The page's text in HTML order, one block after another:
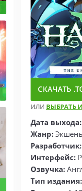
СКАЧАТЬ
ИЛИ ВЫБРАТЬ
Дата выхода:
Жанр:
Разработчик:
Интерфейс:
Озвучка:
Тип издания: